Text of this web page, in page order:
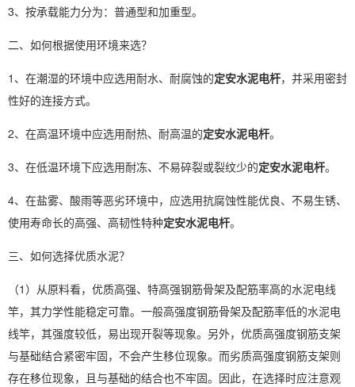
3、按承载能力分为：普通型和加重型。
二、如何根据使用环境来选？
1、在潮湿的环境中应选用耐水、耐腐蚀的定安水泥电杆，并采用密封
性好的连接方式。
2、在高温环境中应选用耐热、耐高温的定安水泥电杆。
3、在低温环境下应选用耐冻、不易碎裂或裂纹少的定安水泥电杆。
4、在盐雾、酸雨等恶劣环境中，应选用抗腐蚀性能优良、不易生锈、
使用寿命长的高强、高韧性特种定安水泥电杆。
三、如何选择优质水泥？
（1）从原料看，优质高强、特高强钢筋骨架及配筋率高的水泥电线
竿，其力学性能稳定可靠。一般高强度钢筋骨架及配筋率低的水泥电
线竿，其强度较低，易出现开裂等现象。另外，优质高强度钢筋支架
与基础结合紧密牢固，不会产生移位现象。而劣质高强度钢筋支架则
存在移位现象，且与基础的结合也不牢固。因此，在选择时应注意观